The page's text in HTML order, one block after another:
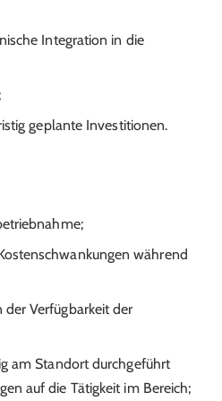
Integration in die
geplante Investitionen.
während
Verfügbarkeit der
am Standort durchgeführt
auf die Tätigkeit im Bereich;